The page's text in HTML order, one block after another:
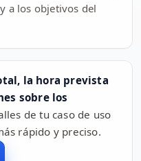
a los objetivos del
la hora prevista
sobre los
de tu caso de uso
rápido y preciso.